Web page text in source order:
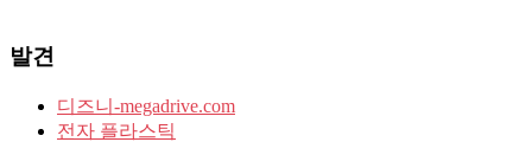
발견
디즈니-megadrive.com
전자 플라스틱